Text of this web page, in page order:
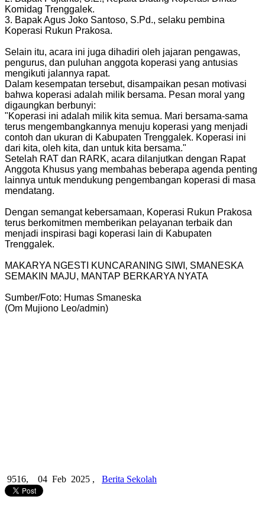
Komidag Trenggalek.
3. Bapak Agus Joko Santoso, S.Pd., selaku pembina
Koperasi Rukun Prakosa.
Selain itu, acara ini juga dihadiri oleh jajaran pengawas,
pengurus, dan puluhan anggota koperasi yang antusias
mengikuti jalannya rapat.
Dalam kesempatan tersebut, disampaikan pesan motivasi
bahwa koperasi adalah milik bersama. Pesan moral yang
digaungkan berbunyi:
"Koperasi ini adalah milik kita semua. Mari bersama-sama
terus mengembangkannya menuju koperasi yang menjadi
contoh dan ukuran di Kabupaten Trenggalek. Koperasi ini
dari kita, oleh kita, dan untuk kita bersama."
Setelah RAT dan RARK, acara dilanjutkan dengan Rapat
Anggota Khusus yang membahas beberapa agenda penting
lainnya untuk mendukung pengembangan koperasi di masa
mendatang.
Dengan semangat kebersamaan, Koperasi Rukun Prakosa
terus berkomitmen memberikan pelayanan terbaik dan
menjadi inspirasi bagi koperasi lain di Kabupaten
Trenggalek.
MAKARYA NGESTI KUNCARANING SIWI, SMANESKA
SEMAKIN MAJU, MANTAP BERKARYA NYATA
Sumber/Foto: Humas Smaneska
(Om Mujiono Leo/admin)
9516, 04 Feb 2025 , Berita Sekolah